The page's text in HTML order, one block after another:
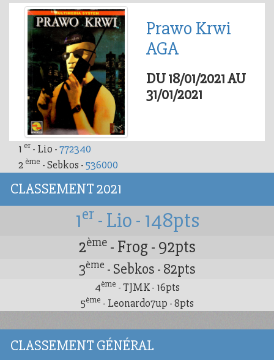
Prawo Krwi
AGA
DU 18/01/2021 AU
31/01/2021
1 er - Lio -772340
2 ème - Sebkos -536000
CLASSEMENT 2021
1er- Lio - 148pts
2ème - Frog - 92pts
3ème - Sebkos - 82pts
4ème - TJMK - 16pts
5ème - Leonardo7up - 8pts
CLASSEMENT GÉNÉRAL